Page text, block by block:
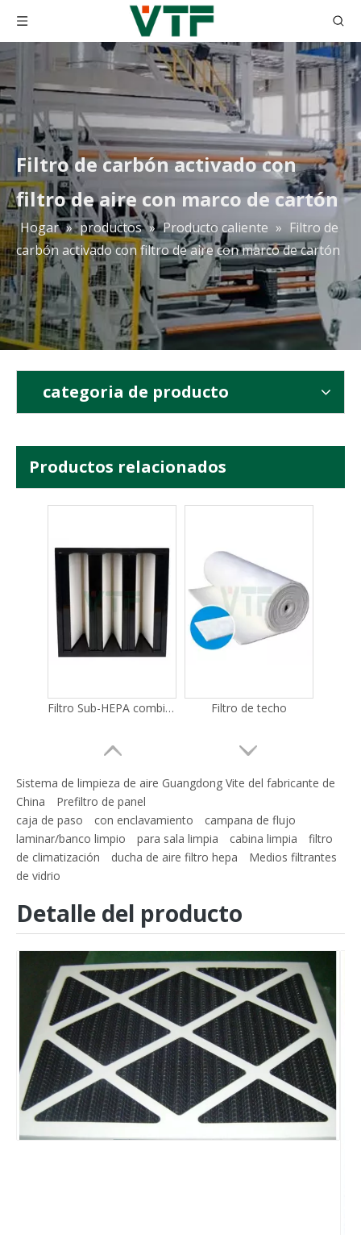
Filtro de carbón activado con
filtro de aire con marco de cartón
Hogar » productos » Producto caliente » Filtro de
carbón activado con filtro de aire con marco de cartón
categoria de producto
Productos relacionados
Filtro HEPA tipo V con marco de plástico
Filtro Sub-HEPA combinado H14 FV para HVAC Filtro de techo
Sistema de limpieza de aire Guangdong Vite del fabricante de
China
Prefiltro de panel
caja de paso
con enclavamiento
campana de flujo
laminar/banco limpio
para sala limpia cabina limpia
filtro
de climatización
ducha de aire filtro hepa
Medios filtrantes
de vidrio
Detalle del producto